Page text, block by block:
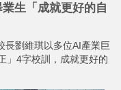
生「成就更好的自
長劉維琪以多位AI產業巨
」4字校訓，成就更好的